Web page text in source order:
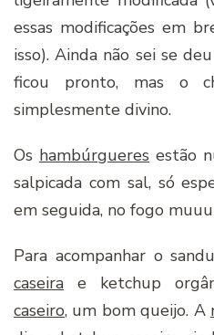
essas modificações em
isso). Ainda não sei se
ficou pronto, mas o
simplesmente divino.
Os hambúrgueres estão
salpicada com sal, só
em seguida, no fogo
Para acompanhar o
caseira e ketchup
caseiro, um bom queijo. A